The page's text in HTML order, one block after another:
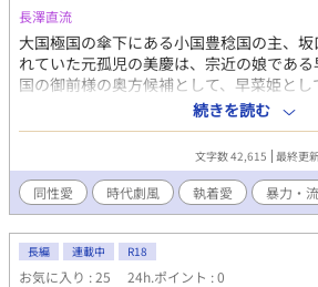
長澤直流
大国極国の傘下にある小国豊稔国の主、
れていた元孤児の美慶は、宗近の娘であ
国の御前様の奥方候補として、早菜姫と
てしまった。案内役に事情を説明して帰国
―――― ※なんちゃって時代劇です。設定
お送りします。 ※零話+本編25話、小話
（一話200文字～3000文字程度）で完結
び『背後注意』出現。（ほとんど強引、苦
い） ※デレ少なめ……極小？
続きを読む
文字数 42,615 最終更
同性愛 時代劇風 執着愛 暴力・
長編 連載中 R18
お気に入り : 25 24h.ポイント : 0